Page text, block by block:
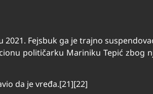
Fejsbuk ga je trajno
političarku Mariniku Tepić zbog
da je vređa.[21][22]